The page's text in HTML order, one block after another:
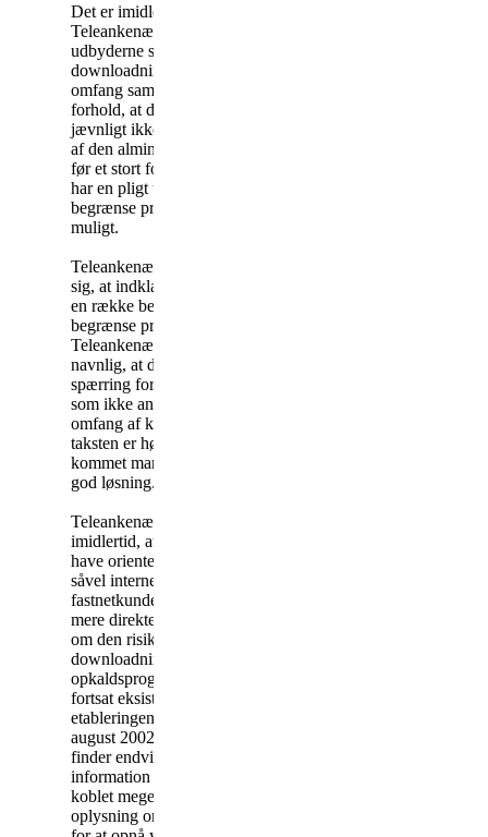
Det er imidlertid også
Teleankenævnets opfattelse, at
udbyderne som følge af
downloadning-problemets
omfang sammenholdt med det
forhold, at downloadningen
jævnligt ikke vil blive opdaget
af den almindelige forbruger,
før et stort forbrug er opstået,
har en pligt til at søge at
begrænse problemerne mest
muligt.
Teleankenævnet har noteret
sig, at indklagede har udfoldet
en række bestræbelser på at
begrænse problemerne.
Teleankenævnet finder
navnlig, at den automatiske
spærring for destinationer,
som ikke anvendes i særligt
omfang af kunderne, hvortil
taksten er høj, og hvor der er
kommet mange klager, er en
god løsning.
Teleankenævnet finder
imidlertid, at indklagede burde
have orienteret sine kunder –
såvel internetkunder som
fastnetkunder – på en noget
mere direkte og præcis måde
om den risiko for
downloadning af
opkaldsprogrammer, som
fortsat eksisterede efter
etableringen af spærringen i
august 2002. Teleankenævnet
finder endvidere, at denne
information skulle have været
koblet meget tæt sammen med
oplysning om mulighederne